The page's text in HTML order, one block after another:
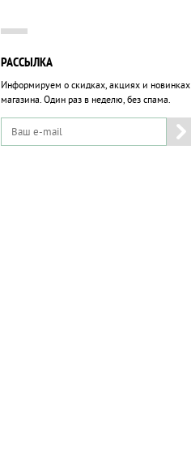
РАССЫЛКА
Информируем о скидках, акциях и новинках
магазина. Один раз в неделю, без спама.